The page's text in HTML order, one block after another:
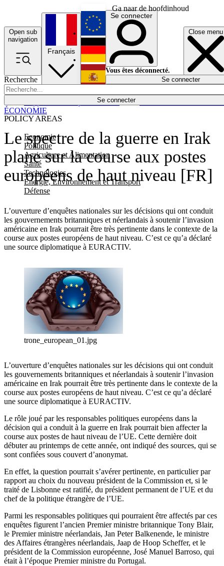
Ga naar de hoofdinhoud
Open sub
navigation
Close menu
Recherche
Se connecter
POLICY AREAS
Economie
Politique
Agriculture et Alimentation
Santé
Technologies
Energie, Environnement et Transport
Défense
Économie
Français
English
Deutsch
Español
Se connecter
Vous êtes déconnecté.
Se connecter
Le spectre de la guerre en Irak
plane sur la course aux postes
européens de haut niveau [FR]
L’ouverture d’enquêtes nationales sur les décisions qui ont conduit
les gouvernements britanniques et néerlandais à soutenir l’invasion
américaine en Irak pourrait être très pertinente dans le contexte de la
course aux postes européens de haut niveau. C’est ce qu’a déclaré
une source diplomatique à EURACTIV.
ÉCONOMIE
trone_european_01.jpg
L’ouverture d’enquêtes nationales sur les décisions qui ont conduit
les gouvernements britanniques et néerlandais à soutenir l’invasion
américaine en Irak pourrait être très pertinente dans le contexte de la
course aux postes européens de haut niveau. C’est ce qu’a déclaré
une source diplomatique à EURACTIV.
Le rôle joué par les responsables politiques européens dans la
décision qui a conduit à la guerre en Irak pourrait bien affecter la
course aux postes de haut niveau de l’UE. Cette dernière doit
débuter au printemps de cette année, ont indiqué des sources, qui se
sont confiées sous couvert d’anonymat.
En effet, la question pourrait s’avérer pertinente, en particulier par
rapport au choix du nouveau président de la Commission et, si le
traité de Lisbonne est ratifié, du président permanent de l’UE et du
chef de la politique étrangère de l’UE.
Parmi les responsables politiques qui pourraient être affectés par ces
enquêtes figurent l’ancien Premier ministre britannique Tony Blair,
le Premier ministre néerlandais, Jan Peter Balkenende, le ministre
des Affaires étrangères néerlandais, Jaap de Hoop Scheffer, et le
président de la Commission européenne, José Manuel Barroso, qui
était à l’époque Premier ministre du Portugal.